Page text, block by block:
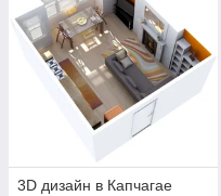
3D дизайн в Капчагае